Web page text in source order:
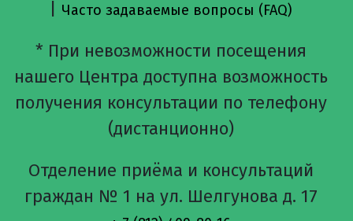
Часто задаваемые вопросы (FAQ)
* При невозможности посещения
нашего Центра доступна возможность
получения консультации по телефону
(дистанционно)
Отделение приёма и консультаций
граждан № 1 на ул. Шелгунова д. 17